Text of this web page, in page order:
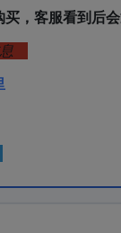
，客服看到后会
息